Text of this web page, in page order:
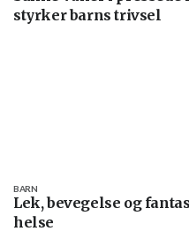
styrker barns trivsel
Lek, bevegelse og
helse
BARN